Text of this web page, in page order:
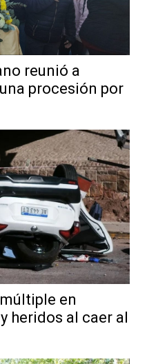
reunió a
procesión por
en
heridos al caer al